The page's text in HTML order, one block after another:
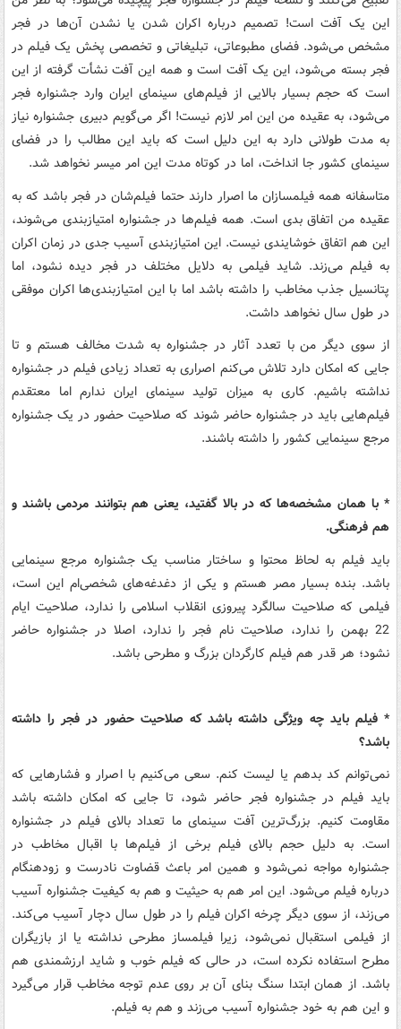
این یک آفت است! تصمیم درباره‌ اکران شدن یا نشدن آن‌ها در فجر
مشخص می‌شود. فضای مطبوعاتی، تبلیغاتی و تخصصی پخش یک فیلم در
فجر بسته می‌شود، این یک آفت است و همه این آفت نشأت گرفته از این
است که حجم بسیار بالایی از فیلم‌های سینمای ایران وارد جشنواره فجر
می‌شود، به عقیده من این امر لازم نیست! اگر می‌گویم دبیری جشنواره نیاز
به مدت طولانی دارد به این دلیل است که باید این مطالب را در فضای
سینمای کشور جا انداخت، اما در کوتاه مدت این امر میسر نخواهد شد.
متاسفانه همه فیلمسازان ما اصرار دارند حتما فیلم‌شان در فجر باشد که به
عقیده من اتفاق بدی است. همه فیلم‌ها در جشنواره امتیاز‌بندی می‌شوند،
این هم اتفاق خوشایندی نیست. این امتیاز‌بندی آسیب جدی در زمان اکران
به فیلم می‌زند. شاید فیلمی به دلایل مختلف در فجر دیده نشود، اما
پتانسیل جذب مخاطب را داشته باشد اما با این امتیاز‌بندی‌ها اکران موفقی
در طول سال نخواهد داشت.
از سوی دیگر من با تعدد آثار در جشنواره به شدت مخالف هستم و تا
جایی که امکان دارد تلاش می‌کنم اصراری به تعداد زیادی فیلم در جشنواره
نداشته باشیم. کاری به میزان تولید سینمای ایران ندارم اما معتقدم
فیلم‌هایی باید در جشنواره حاضر شوند که صلاحیت حضور در یک جشنواره
مرجع سینمایی کشور را داشته باشند.
* با همان مشخصه‌ها که در بالا گفتید، یعنی هم بتوانند مردمی باشند و
هم فرهنگی.
باید فیلم به لحاظ محتوا و ساختار مناسب یک جشنواره مرجع سینمایی
باشد. بنده بسیار مصر هستم و یکی از دغدغه‌های شخصی‌ام این است،
فیلمی که صلاحیت سالگرد پیروزی انقلاب اسلامی را ندارد، صلاحیت ایام
22 بهمن را ندارد، صلاحیت نام فجر را ندارد، اصلا در جشنواره حاضر
نشود؛ هر قدر هم فیلم کارگردان بزرگ و مطرحی باشد.
* فیلم باید چه ویژگی داشته باشد که صلاحیت حضور در فجر را داشته
باشد؟
نمی‌توانم کد بدهم یا لیست کنم‌. سعی می‌کنیم با اصرار و فشارهایی که
باید فیلم در جشنواره فجر حاضر شود، تا جایی که امکان داشته باشد
مقاومت کنیم. بزرگ‌ترین آفت سینمای ما تعداد بالای فیلم در جشنواره
است. به دلیل حجم بالای فیلم برخی از فیلم‌ها با اقبال مخاطب در
جشنواره مواجه نمی‌شود و همین امر باعث قضاوت نادرست و زودهنگام
درباره فیلم می‌شود. این امر هم به حیثیت و هم به کیفیت جشنواره آسیب
می‌زند، از سوی دیگر چرخه اکران فیلم را در طول سال دچار آسیب می‌کند.
از فیلمی استقبال نمی‌شود، زیرا فیلمساز مطرحی نداشته یا از بازیگران
مطرح استفاده نکرده است، در حالی که فیلم خوب و شاید ارزشمندی هم
باشد. از همان ابتدا سنگ بنای آن بر روی عدم توجه مخاطب قرار می‌گیرد
و این هم به خود جشنواره آسیب می‌زند و هم به فیلم.